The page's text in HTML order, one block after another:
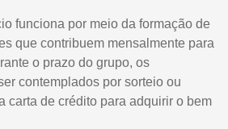
funciona por meio da formação de
que contribuem mensalmente para
o prazo do grupo, os
contemplados por sorteio ou
carta de crédito para adquirir o bem